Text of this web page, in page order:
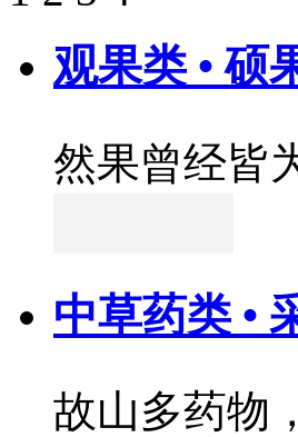
观果类 • 硕
然果曾经皆
中草药类 •
故山多药物